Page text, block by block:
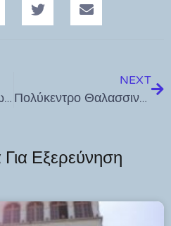
Δήλωση Δημάρχου Κω Θεοδόση Νικηταρά για την Εθνική Επέτειο της 25ης Μαρτίου
NEXT
Πολύκεντρο Θαλασσινού Business : Νέες προσφορές στα χαρτικά !
Εξερεύνηση